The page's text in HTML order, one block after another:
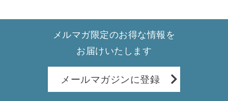
メルマガ限定のお得な情報を
お届けいたします
メールマガジンに登録